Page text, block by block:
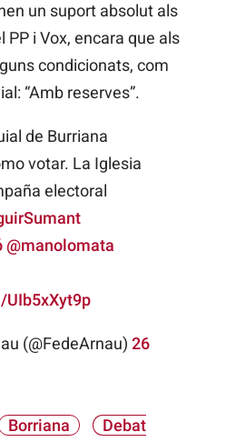
un suport absolut als
PP i Vox, encara que als
condicionats, com
“Amb reserves”.
de Burriana
votar. La Iglesia
electoral
@manolomata
(@FedeArnau) 26
Borriana
Debat